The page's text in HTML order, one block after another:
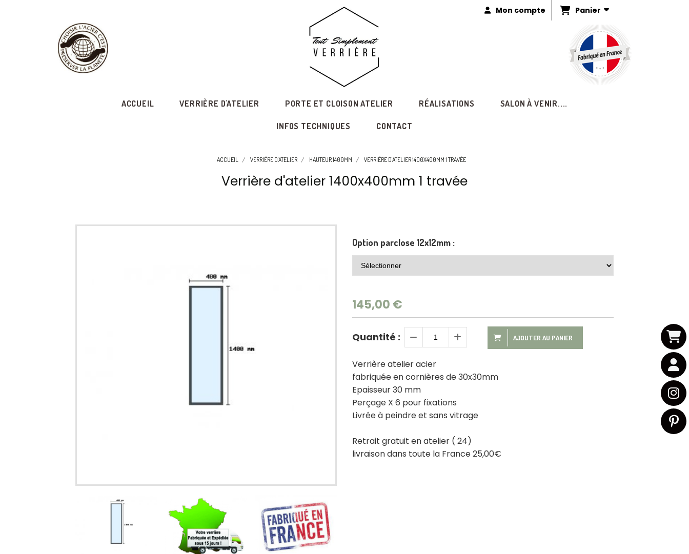
Mon compte Panier
ACCUEIL VERRIÈRE D'ATELIER PORTE ET CLOISON ATELIER RÉALISATIONS SALON À VENIR....
INFOS TECHNIQUES CONTACT
ACCUEIL VERRIÈRE D'ATELIER HAUTEUR 1400MM VERRIÈRE D'ATELIER 1400X400MM 1 TRAVÉE
Verrière d'atelier 1400x400mm 1 travée
Option parclose 12x12mm :
145,00 €
Quantité : AJOUTER AU PANIER
Verrière atelier acier
fabriquée en cornières de 30x30mm
Epaisseur 30 mm
Perçage X 6 pour fixations
Livrée à peindre et sans vitrage
Retrait gratuit en atelier ( 24)
livraison dans toute la France 25,00€